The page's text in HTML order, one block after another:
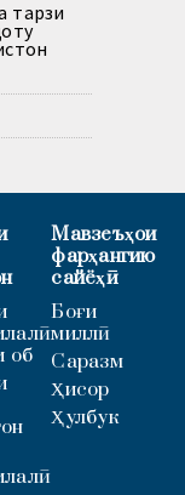
тарзи
об
Мавзеъҳои
фарҳангию
сайёҳӣ
Боғи
миллӣ
Саразм
Ҳисор
Ҳулбук